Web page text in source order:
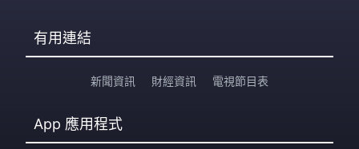
有用連結
新聞資訊 財經資訊 電視節目表
App 應用程式